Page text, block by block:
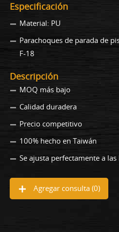
Especificación
Material: PU
Parachoques de parada de
F-18
Descripción
MOQ más bajo
Calidad duradera
Precio competitivo
100% hecho en Taiwán
Se ajusta perfectamente a
Agregar consulta (0)